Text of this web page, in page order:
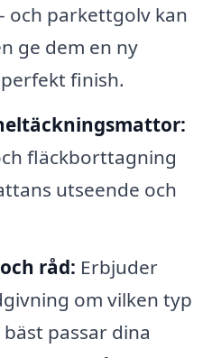
och parkettgolv kan
ge dem en ny
finish.
fläckborttagning
utseende och
råd: Erbjuder
om vilken typ
passar dina